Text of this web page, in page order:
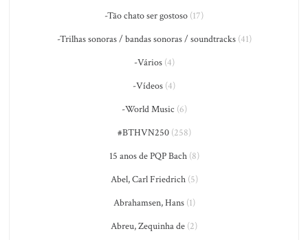
-Tão chato ser gostoso (17)
-Trilhas sonoras / bandas sonoras / soundtracks(41)
-Vários(4)
-Vídeos (4)
-World Music (6)
#BTHVN250(258)
15 anos de PQP Bach(8)
Abel, Carl Friedrich(5)
Abrahamsen, Hans(1)
Abreu, Zequinha de (2)